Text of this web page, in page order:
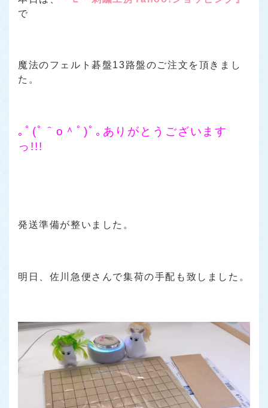
で
魔法のフェルト碁盤13路盤のご注文を頂きまし
た。
｡ﾟ(ﾟ＾o＾ﾟ)ﾟ｡ありがとうございます
っ!!!
発送準備が整いました。
明日、佐川急便さんで集荷の手配も致しました。